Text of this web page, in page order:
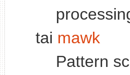
tai mawk
Pattern